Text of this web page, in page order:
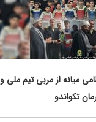
میانه از مربی تیم ملی و
تکواندو